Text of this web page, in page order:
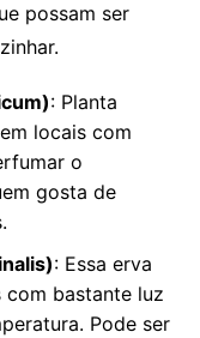
possam ser
: Planta
locais com
o
gosta de
: Essa erva
bastante luz
Pode ser